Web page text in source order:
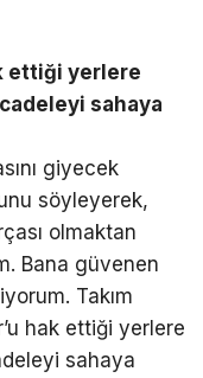
ettiği yerlere
sahaya
giyecek
söyleyerek,
olmaktan
Bana güvenen
Takım
hak ettiği yerlere
sahaya